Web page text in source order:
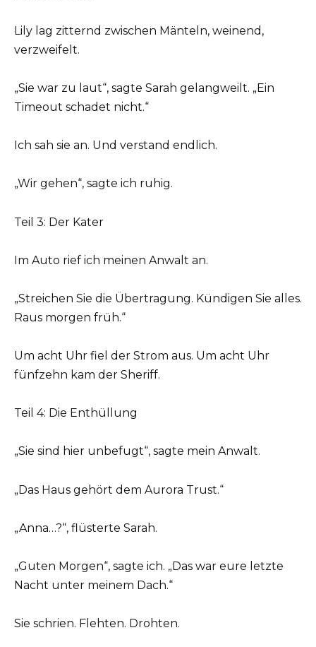
Lily lag zitternd zwischen Mänteln, weinend,
verzweifelt.
„Sie war zu laut“, sagte Sarah gelangweilt. „Ein
Timeout schadet nicht.“
Ich sah sie an. Und verstand endlich.
„Wir gehen“, sagte ich ruhig.
Teil 3: Der Kater
Im Auto rief ich meinen Anwalt an.
„Streichen Sie die Übertragung. Kündigen Sie alles.
Raus morgen früh.“
Um acht Uhr fiel der Strom aus. Um acht Uhr
fünfzehn kam der Sheriff.
Teil 4: Die Enthüllung
„Sie sind hier unbefugt“, sagte mein Anwalt.
„Das Haus gehört dem Aurora Trust.“
„Anna…?“, flüsterte Sarah.
„Guten Morgen“, sagte ich. „Das war eure letzte
Nacht unter meinem Dach.“
Sie schrien. Flehten. Drohten.